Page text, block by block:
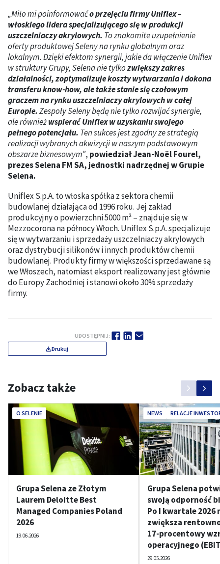
„Miło mi poinformowaćo przejęciu firmy Uniflex –
włoskiego lidera specjalizującego się w produkcji
uszczelniaczy akrylowych. To znakomite uzupełnienie
oferty produktowej Seleny na rynku globalnym oraz
lokalnym. Dzięki efektom synergii, jakie da włączenie Uniflex
w struktury Grupy, Selena nie tylkozwiększy zakres
działalności, zoptymalizuje koszty wytwarzania i dokona
transferu know-how, ale także stanie się czołowym
graczem na rynku uszczelniaczy akrylowych w całej
Europie.Zespoły Seleny będą nie tylko rozwijać synergie,
ale równieżwspierać Uniflex w uzyskaniu swojego
pełnego potencjału. Ten sukces jest zgodny ze strategią
realizacji wybranych akwizycji w naszym podstawowym
obszarze biznesowym”, powiedział Jean-Noël Fourel,
prezes Selena FM SA, jednostki nadrzędnej w Grupie
Selena.
Uniflex S.p.A. to włoska spółka z sektora chemii
budowlanej działająca od 1996 roku. Jej zakład
produkcyjny o powierzchni 5000 m² – znajduje się w
Mezzocorona na północy Włoch. Uniflex S.p.A. specjalizuje
się w wytwarzaniu i sprzedaży uszczelniaczy akrylowych
oraz dystrybucji silikonów i innych produktów chemii
budowlanej. Produkty firmy w większości sprzedawane są
we Włoszech, natomiast eksport realizowany jest głównie
do Europy Zachodniej i stanowi około 30% sprzedaży
firmy.
UDOSTĘPNIJ:
Drukuj
Zobacz także
O SELENIE
Grupa Selena ze Złotym
Laurem Deloitte Best
Managed Companies Poland
2026
19.06.2026
NEWS RELACJE
Grupa Selena
swoją odporność
Po I kwartale
zwiększa
17-procentowy
operacyjnego
29.05.2026